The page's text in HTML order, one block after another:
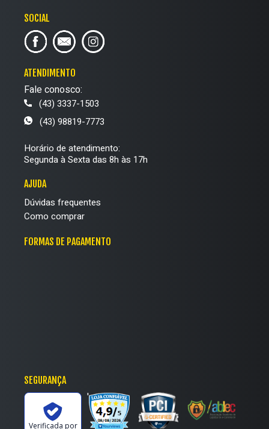
SOCIAL
ATENDIMENTO
Fale conosco:
(43) 3337-1503
(43) 98819-7773
Horário de atendimento:
Segunda à Sexta das 8h às 17h
AJUDA
Dúvidas frequentes
Como comprar
FORMAS DE PAGAMENTO
SEGURANÇA
Verificada por
'